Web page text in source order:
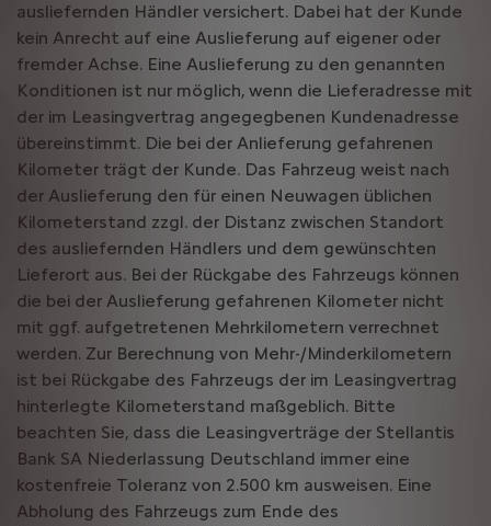
ausliefernden Händler versichert. Dabei hat der Kunde
kein Anrecht auf eine Auslieferung auf eigener oder
fremder Achse. Eine Auslieferung zu den genannten
Konditionen ist nur möglich, wenn die Lieferadresse mit
der im Leasingvertrag angegegbenen Kundenadresse
übereinstimmt. Die bei der Anlieferung gefahrenen
Kilometer trägt der Kunde. Das Fahrzeug weist nach
der Auslieferung den für einen Neuwagen üblichen
Kilometerstand zzgl. der Distanz zwischen Standort
des ausliefernden Händlers und dem gewünschten
Lieferort aus. Bei der Rückgabe des Fahrzeugs können
die bei der Auslieferung gefahrenen Kilometer nicht
mit ggf. aufgetretenen Mehrkilometern verrechnet
werden. Zur Berechnung von Mehr-/Minderkilometern
ist bei Rückgabe des Fahrzeugs der im Leasingvertrag
hinterlegte Kilometerstand maßgeblich. Bitte
beachten Sie, dass die Leasingverträge der Stellantis
Bank SA Niederlassung Deutschland immer eine
kostenfreie Toleranz von 2.500 km ausweisen. Eine
Abholung des Fahrzeugs zum Ende des